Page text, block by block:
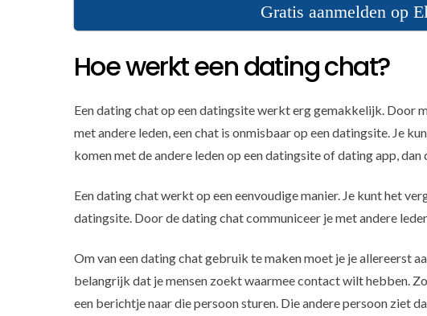
Gratis aanmelden op
Hoe werkt een dating chat?
Een dating chat op een datingsite werkt erg gemakkelijk. Door
met andere leden, een chat is onmisbaar op een datingsite. Je
komen met de andere leden op een datingsite of dating app,
Een dating chat werkt op een eenvoudige manier. Je kunt het
datingsite. Door de dating chat communiceer je met andere
Om van een dating chat gebruik te maken moet je je allereerst
belangrijk dat je mensen zoekt waarmee contact wilt hebben.
een berichtje naar die persoon sturen. Die andere persoon ziet